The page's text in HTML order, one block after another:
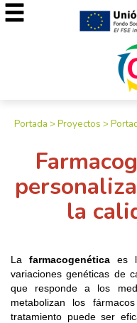
Portada >Proyectos >
la
Lafarmacogenéticaes
variaciones genéticas de
que responde a los
metabolizan los
tratamiento puede ser